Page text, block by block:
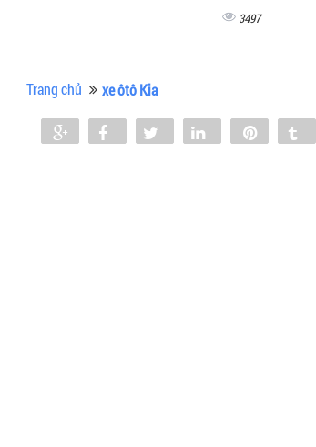
3497
Trang chủ xe ôtô Kia
Share Share Tweet Share